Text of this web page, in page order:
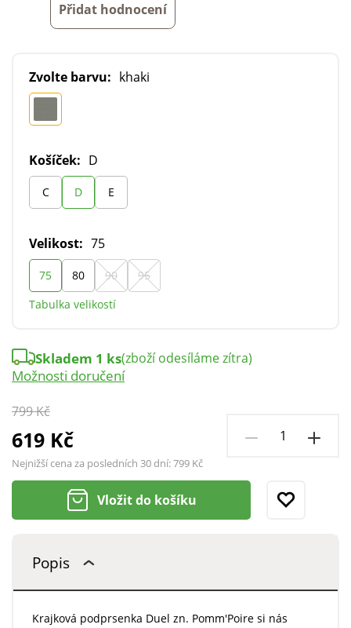
Přidat hodnocení
Zvolte barvu: khaki
Košíček: D
C D E
Velikost: 75
75 80 90
95
Tabulka velikostí
799 Kč
619 Kč
Nejnižší cena za posledních 30 dní:799 Kč
Skladem 1 ks(zboží odesíláme zítra)
Možnosti doručení
Vložit do košíku
Popis
Krajková podprsenka Duel zn. Pomm'Poire si nás